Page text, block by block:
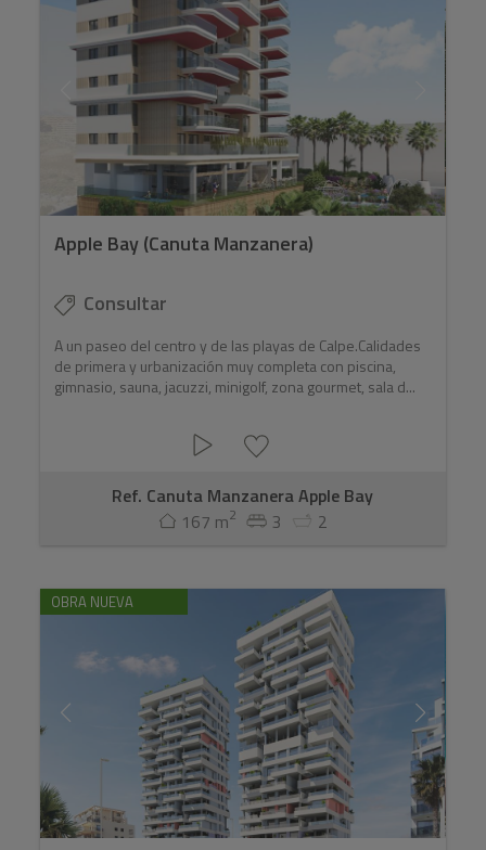
Apple Bay (Canuta Manzanera)
Consultar
A un paseo del centro y de las playas de Calpe.Calidades
de primera y urbanización muy completa con piscina,
gimnasio, sauna, jacuzzi, minigolf, zona gourmet, sala d...
Ref. Canuta Manzanera Apple Bay
167 m2 3 2
OBRA NUEVA